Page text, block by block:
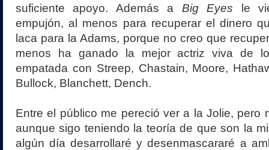
suficiente apoyo. Además a Big Eyes le
empujón, al menos para recuperar el dinero
laca para la Adams, porque no creo que
menos ha ganado la mejor actriz viva de
empatada con Streep, Chastain, Moore,
Bullock, Blanchett, Dench.
Entre el público me pereció ver a la Jolie, pero
aunque sigo teniendo la teoría de que son la
algún día desarrollaré y desenmascararé a